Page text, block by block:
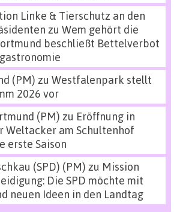
Linke & Tierschutz an den
zu Wem gehört die
beschließt Bettelverbot
(PM) zu Westfalenpark stellt
2026 vor
(PM) zu Eröffnung in
Weltacker am Schultenhof
erste Saison
(SPD) (PM) zu Mission
Die SPD möchte mit
neuen Ideen in den Landtag